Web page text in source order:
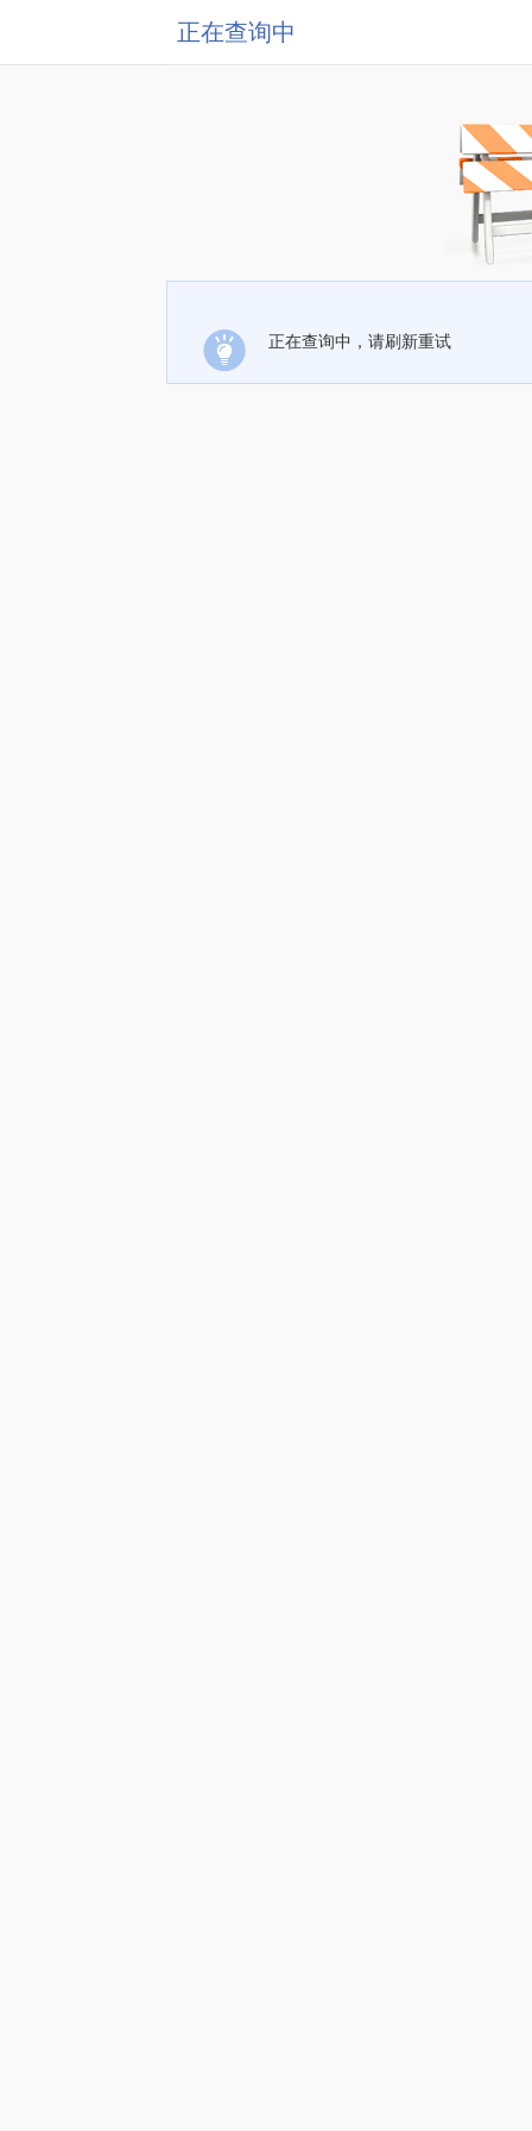
正在查询中
正在查询中，请刷新重试